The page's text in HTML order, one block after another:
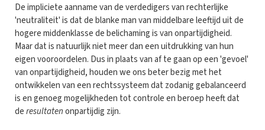
De impliciete aanname van de verdedigers van rechterlijke
'neutraliteit' is dat de blanke man van middelbare leeftijd uit de
hogere middenklasse de belichaming is van onpartijdigheid.
Maar dat is natuurlijk niet meer dan een uitdrukking van hun
eigen vooroordelen. Dus in plaats van af te gaan op een 'gevoel'
van onpartijdigheid, houden we ons beter bezig met het
ontwikkelen van een rechtssysteem dat zodanig gebalanceerd
is en genoeg mogelijkheden tot controle en beroep heeft dat
deresultatenonpartijdig zijn.